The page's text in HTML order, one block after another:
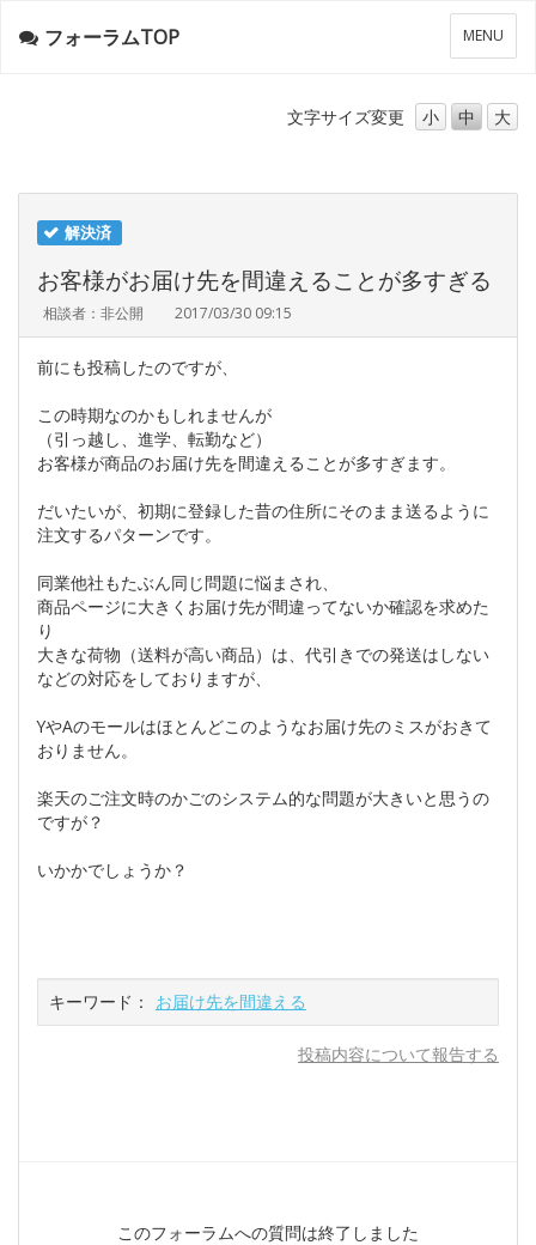
メ
ニ
ー
MENU
フォーラムTOP
文字サイズ変更 小 中 大
解決済
お客様がお届け先を間違えることが多すぎる
相談者：非公開 2017/03/30 09:15
前にも投稿したのですが、
この時期なのかもしれませんが
（引っ越し、進学、転勤など）
お客様が商品のお届け先を間違えることが多すぎます。
だいたいが、初期に登録した昔の住所にそのまま送るように
注文するパターンです。
同業他社もたぶん同じ問題に悩まされ、
商品ページに大きくお届け先が間違ってないか確認を求めた
り
大きな荷物（送料が高い商品）は、代引きでの発送はしない
などの対応をしておりますが、
YやAのモールはほとんどこのようなお届け先のミスがおきて
おりません。
楽天のご注文時のかごのシステム的な問題が大きいと思うの
ですが？
いかかでしょうか？
キーワード： お届け先を間違える
投稿内容について報告する
このフォーラムへの質問は終了しました